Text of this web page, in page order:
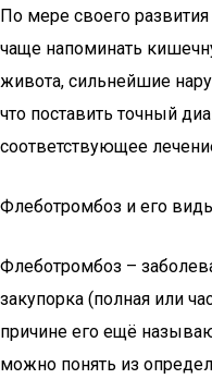
По мере своего
чаще напоминать
живота, сильнейшие
что поставить точный
соответствующее
Флеботромбоз и его
Флеботромбоз –
закупорка (полная или
причине его ещё
можно понять из